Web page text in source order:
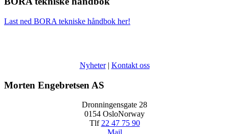
Last ned BORA tekniske håndbok her!
Nyheter| Kontakt oss
Morten Engebretsen AS
Dronningensgate 28
0154 OsloNorway
Tlf 22 47 75 90